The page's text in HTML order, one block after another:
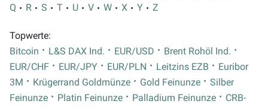
Q
R S T U V W X Y Z
Topwerte:
Bitcoin
L&S DAX Ind. EUR/USD
Brent Rohöl Ind.
EUR/CHF
EUR/JPY EUR/PLN Leitzins EZB
Euribor
3M
Krügerrand Goldmünze Gold Feinunze
Silber
Feinunze
Platin Feinunze Palladium Feinunze
CRB-